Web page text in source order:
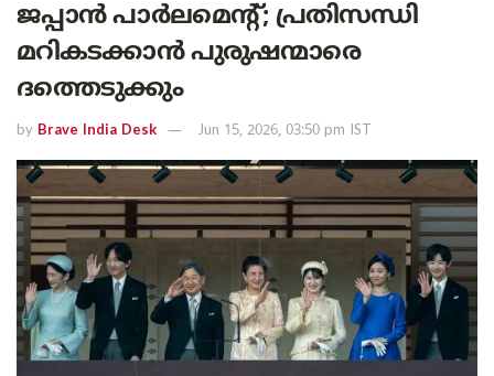
ജപ്പാൻ പാർലമെന്റ്; പ്രതിസന്ധി
മറികടക്കാൻ പുരുഷന്മാരെ
ദത്തെടുക്കും
by Brave India Desk Jun 15, 2026, 03:50 pm IST